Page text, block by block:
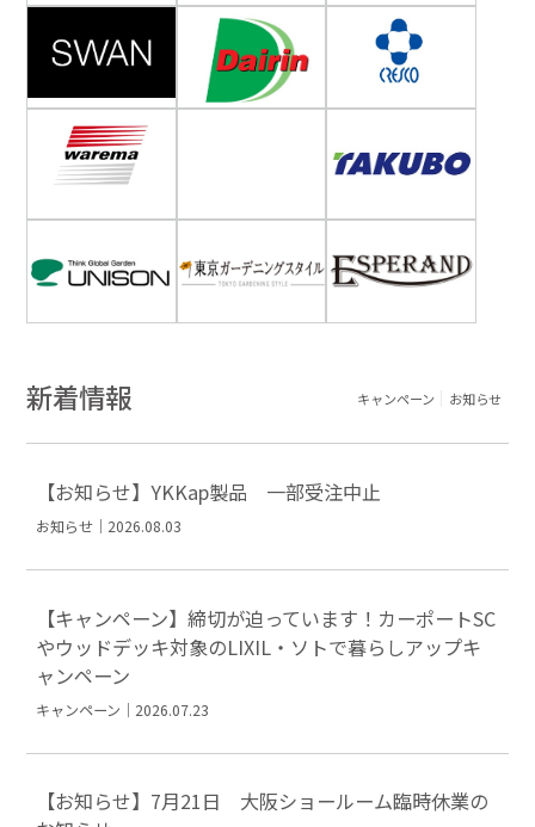
新着情報 キャンペーン お知らせ
【お知らせ】YKKap製品 一部受注中止
お知らせ｜2026.08.03
【キャンペーン】締切が迫っています！カーポートSC
やウッドデッキ対象のLIXIL・ソトで暮らしアップキ
ャンペーン
キャンペーン｜2026.07.23
【お知らせ】7月21日 大阪ショールーム臨時休業の